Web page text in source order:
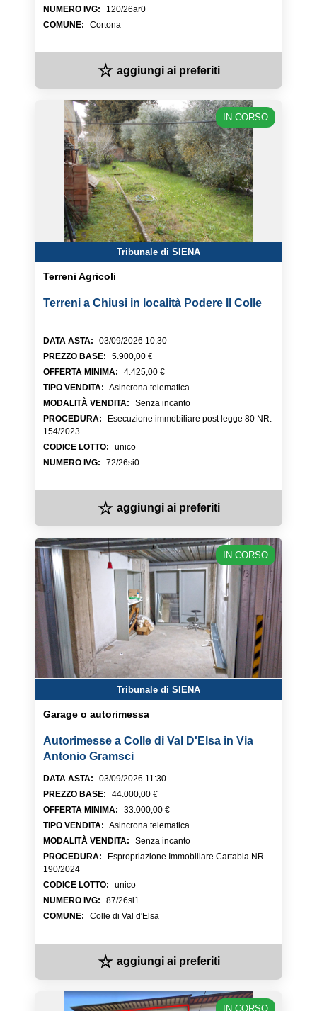
NUMERO IVG:
120/26ar0
COMUNE: Cortona
☆ aggiungi ai preferiti
IN CORSO
Tribunale di SIENA
Terreni Agricoli
Terreni a Chiusi in località Podere Il Colle
DATA ASTA:
03/09/2026 10:30
PREZZO BASE:
5.900,00 €
OFFERTA MINIMA:
4.425,00 €
TIPO VENDITA: Asincrona telematica
MODALITÀ VENDITA:
Senza incanto
PROCEDURA:
Esecuzione immobiliare post legge 80 NR.
154/2023
CODICE LOTTO:
unico
NUMERO IVG: 72/26si0
☆ aggiungi ai preferiti
IN CORSO
Tribunale di SIENA
Garage o autorimessa
Autorimesse a Colle di Val D'Elsa in Via
Antonio Gramsci
DATA ASTA:
03/09/2026 11:30
PREZZO BASE:
44.000,00 €
OFFERTA MINIMA:
33.000,00 €
TIPO VENDITA: Asincrona telematica
MODALITÀ VENDITA:
Senza incanto
PROCEDURA:
Espropriazione Immobiliare Cartabia NR.
190/2024
CODICE LOTTO:
unico
NUMERO IVG:
87/26si1
COMUNE: Colle di Val d'Elsa
☆ aggiungi ai preferiti
IN CORSO